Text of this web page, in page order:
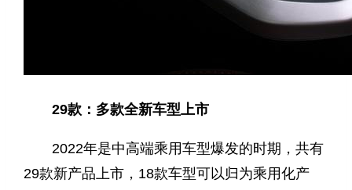
29款：多款全新车型上市
2022年是中高端乘用车型爆发的时期，共有
29款新产品上市，18款车型可以归为乘用化产